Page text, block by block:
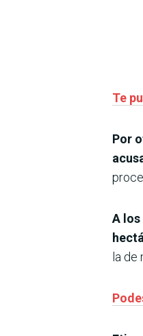
Te
Por
A
la